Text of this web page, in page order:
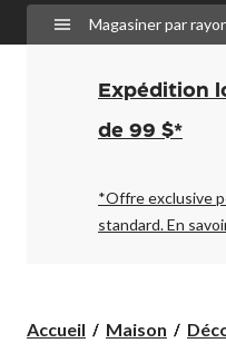
est
Leduc,
AB,
Fermé,
à
pour
Magasiner par
Expédition
de 99 $*
*Offre exclusive
standard.En
Accueil Maison